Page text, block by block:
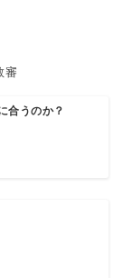
審
合うのか？